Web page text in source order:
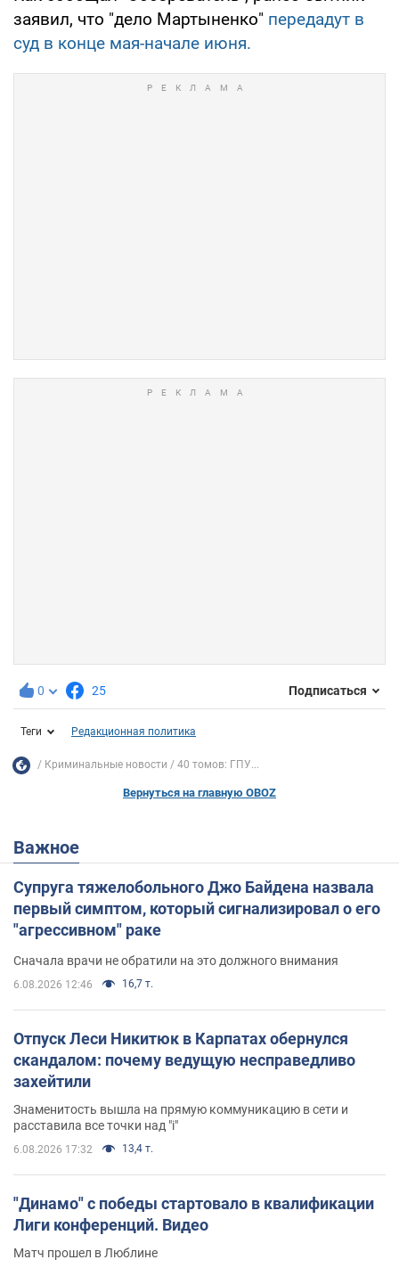
заявил, что "дело Мартыненко" передадут в
суд в конце мая-начале июня.
0 25 Подписаться
Теги Редакционная политика
Криминальные новости 40 томов: ГПУ...
Вернуться на главную OBOZ
Важное
Супруга тяжелобольного Джо Байдена назвала
первый симптом, который сигнализировал о его
"агрессивном" раке
Сначала врачи не обратили на это должного внимания
6.08.2026 12:46 16,7 т.
Отпуск Леси Никитюк в Карпатах обернулся
скандалом: почему ведущую несправедливо
захейтили
Знаменитость вышла на прямую коммуникацию в сети и
расставила все точки над "i"
6.08.2026 17:32 13,4 т.
"Динамо" с победы стартовало в квалификации
Лиги конференций. Видео
Матч прошел в Люблине